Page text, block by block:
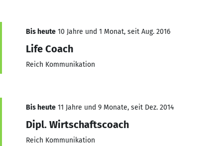
Bis heute 10 Jahre und 1 Monat, seit Aug. 2016
Life Coach
Reich Kommunikation
Bis heute 11 Jahre und 9 Monate, seit Dez. 2014
Dipl. Wirtschaftscoach
Reich Kommunikation